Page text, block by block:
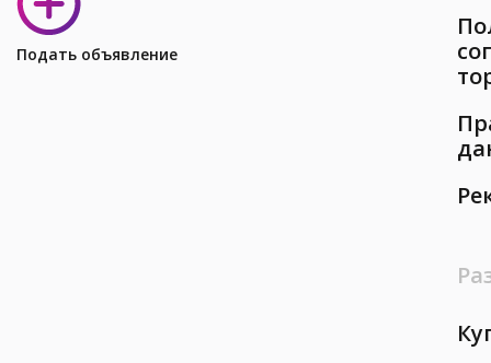
Подать объявление